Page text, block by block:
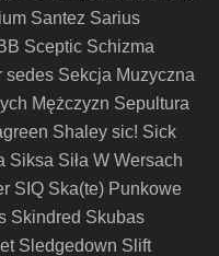
Santez Sarius
Sceptic Schizma
sedes Sekcja Muzyczna
Mężczyzn Sepultura
Shaley sic! Sick
Siksa Siła W Wersach
SIQ Ska(te) Punkowe
Skindred Skubas
Sledgedown Slift